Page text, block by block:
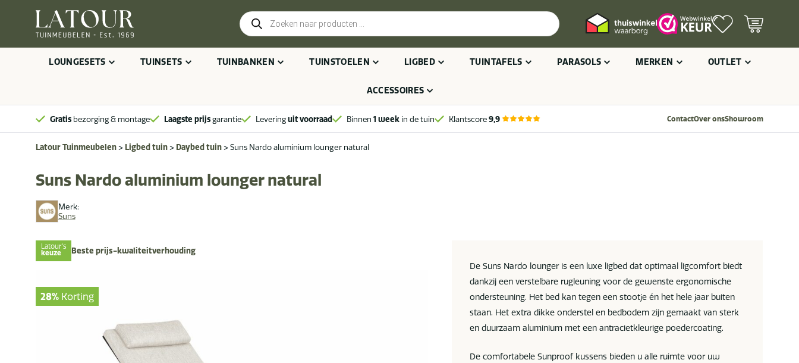
Producten
zoeken
LOUNGESETS TUINSETS TUINBANKEN TUINSTOELEN LIGBED TUINTAFELS PARASOLS MERKEN OUTLET
ACCESSOIRES
Gratis bezorging & montage Laagste prijsgarantie Leveringuit voorraad Binnen 1 week in de tuin Klantscore9,9 ContactOver onsShowroom
Latour Tuinmeubelen> Ligbed tuin> Daybed tuin> Suns Nardo aluminium lounger natural
Merk:
Suns
Suns Nardo aluminium lounger natural
Latour's
keuze Beste prijs-kwaliteitverhouding
28% Korting
De Suns Nardo lounger is een luxe ligbed dat optimaal ligcomfort biedt
dankzij een verstelbare rugleuning voor de gewenste ergonomische
ondersteuning. Het bed kan tegen een stootje én het hele jaar buiten
staan. Het extra dikke onderstel en bedbodem zijn gemaakt van sterk
en duurzaam aluminium met een antracietkleurige poedercoating.
De comfortabele Sunproof kussens bieden u alle ruimte voor uw